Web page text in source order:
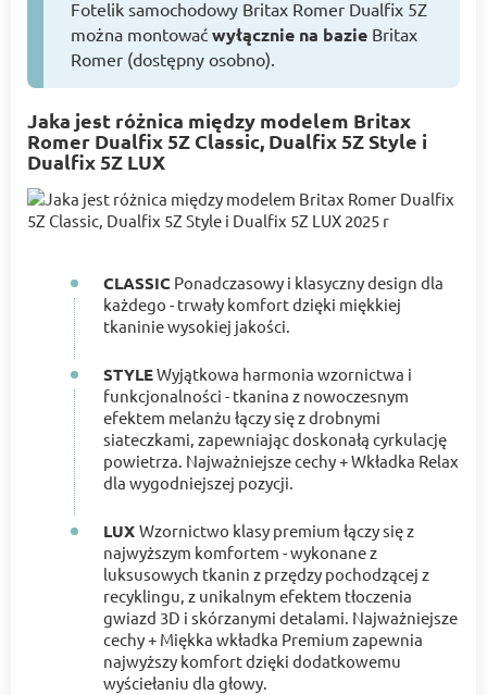
Fotelik samochodowy Britax Romer Dualfix 5Z
można montować wyłącznie na bazie Britax
Romer (dostępny osobno).
Jaka jest różnica między modelem Britax
Romer Dualfix 5Z Classic, Dualfix 5Z Style і
Dualfix 5Z LUX
CLASSIC Ponadczasowy i klasyczny design dla
każdego - trwały komfort dzięki miękkiej
tkaninie wysokiej jakości.
STYLEWyjątkowa harmonia wzornictwa i
funkcjonalności - tkanina z nowoczesnym
efektem melanżu łączy się z drobnymi
siateczkami, zapewniając doskonałą cyrkulację
powietrza. Najważniejsze cechy + Wkładka Relax
dla wygodniejszej pozycji.
LUX Wzornictwo klasy premium łączy się z
najwyższym komfortem - wykonane z
luksusowych tkanin z przędzy pochodzącej z
recyklingu, z unikalnym efektem tłoczenia
gwiazd 3D i skórzanymi detalami. Najważniejsze
cechy + Miękka wkładka Premium zapewnia
najwyższy komfort dzięki dodatkowemu
wyściełaniu dla głowy.